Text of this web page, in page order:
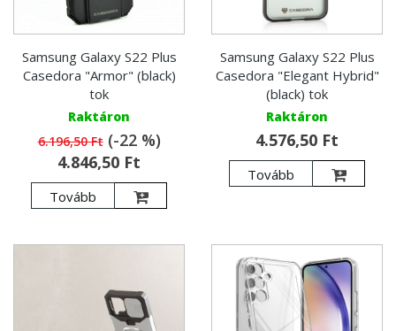
Samsung Galaxy S22 Plus
Casedora "Armor" (black)
tok
Raktáron
6.196,50 Ft(-22 %)
4.846,50 Ft
Tovább
Samsung Galaxy S22 Plus
Casedora "Elegant Hybrid"
(black) tok
Raktáron
4.576,50 Ft
Tovább